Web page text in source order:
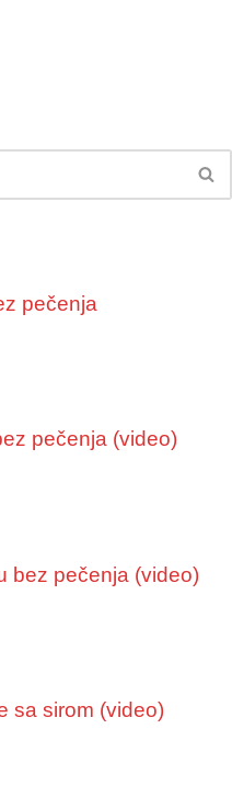
pečenja
pečenja (video)
bez pečenja (video)
sa sirom (video)